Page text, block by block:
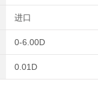
进口
0-6.00D
0.01D